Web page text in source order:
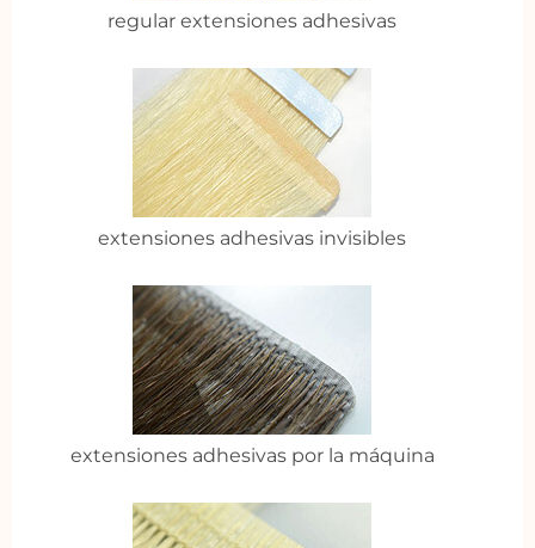
regular extensiones adhesivas
extensiones adhesivas invisibles
extensiones adhesivas por la máquina